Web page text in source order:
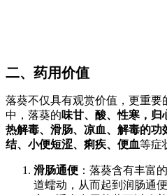
二、药用价值
落葵不仅具有观赏价值，更重
中，落葵的味甘、酸、性寒，
热解毒、滑肠、凉血、解毒的功
结、小便短涩、痢疾、便血等症
滑肠通便 ：落葵含有丰富
道蠕动，从而起到润肠通